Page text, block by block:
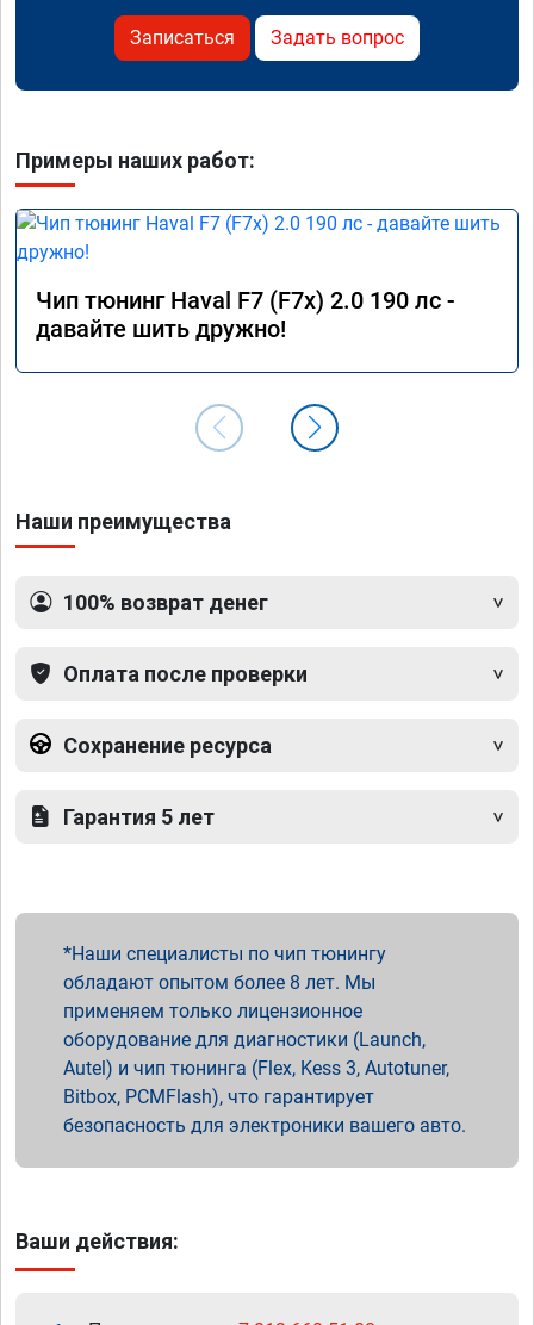
Записаться Задать вопрос
Примеры наших работ:
Чип тюнинг Haval F7 (F7x) 2.0 190 лс -
давайте шить дружно!
Наши преимущества
100% возврат денег
Оплата после проверки
Сохранение ресурса
Гарантия 5 лет
Наши специалисты по чип тюнингу
обладают опытом более 8 лет. Мы
применяем только лицензионное
оборудование для диагностики (Launch,
Autel) и чип тюнинга (Flex, Kess 3, Autotuner,
Bitbox, PCMFlash), что гарантирует
безопасность для электроники вашего авто.
Ваши действия: